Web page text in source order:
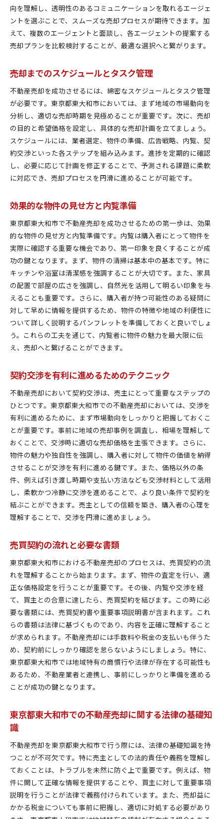
向を理解し、透明性のあるコミュニケーションを取れるエージェ
ントを選ぶことで、スムーズな売却プロセスが期待できます。加
えて、複数のエージェントと面談し、各エージェントの提案する
売却プランを比較検討することが、最適な選択へと繋がります。
売却までのスケジュールとタスク管理
不動産売却を成功させるには、綿密なスケジュールとタスク管理
が必要です。東京都東大和市においては、まず地域の市場動向を
分析し、適切な売却時期を見極めることが重要です。次に、売却
の目的と希望価格を設定し、具体的な売却計画を立てましょう。
スケジュールには、業者選定、物件の準備、広告戦略、内覧、契
約交渉といった各ステップを組み込みます。進捗を定期的に確認
し、必要に応じて計画を修正することで、予測される課題に柔軟
に対応でき、売却プロセスを円滑に進めることが可能です。
効果的な物件の見せ方と内覧準備
東京都東大和市で不動産売却を成功させるための第一歩は、効果
的な物件の見せ方と内覧準備です。内覧は購入者にとって物件を
実際に確認する重要な機会であり、第一印象を良くすることが成
功の鍵となります。まず、物件の清掃は基本中の基本です。特に
キッチンや浴室は清潔感を強調することが大切です。また、家具
の配置で部屋の広さを強調し、自然光を活用して明るい印象を与
えることも重要です。さらに、購入者が持つ可能性のある疑問に
対して早めに情報を提供するため、物件の特徴や地域の利便性に
ついて詳しく説明するパンフレットを準備しておくと良いでしょ
う。これらの工夫を通じて、内覧者に物件の魅力を最大限に伝
え、売却へと繋げることができます。
契約交渉を有利に進めるためのテクニック
不動産売却において契約交渉は、売主にとって重要なステップの
ひとつです。東京都東大和市での不動産売却においては、交渉を
有利に進めるために、まず市場動向をしっかりと把握しておくこ
とが重要です。事前に地域の売却事例を調査し、相場を理解して
おくことで、交渉時に適切な売却価格を主張できます。さらに、
物件の魅力や独自性を強調し、購入者に対して物件の価値を納得
させることが交渉を有利に進める鍵です。また、価格以外の条
件、例えば引き渡し時期や支払い方法なども交渉材料として活用
し、柔軟かつ冷静に交渉を進めることで、より良い条件で契約を
結ぶことができます。売主としての信頼を築き、購入者の心理を
理解することで、交渉を円滑に進めましょう。
売買契約の流れと必要な書類
東京都東大和市における不動産売却のプロセスは、売買契約の流
れを理解することから始まります。まず、物件の査定を行い、適
正な価格設定を行うことが重要です。その後、内覧や交渉を経
て、買主との合意に達したら、売買契約を結びます。この時に必
要な書類には、売買契約書や重要事項説明書が含まれます。これ
らの書類は法律に基づくものであり、内容を正確に理解すること
が求められます。不動産売却には手数料や税金の支払いも伴うた
め、契約前にしっかり確認を怠らないようにしましょう。特に、
東京都東大和市では地域特有の商慣行や法律が存在する可能性も
あるため、不動産業者と連携し、事前にしっかりと準備を進める
ことが成功の鍵となります。
東京都東大和市での不動産売却に関する法律の基礎知
識
不動産売却を東京都東大和市で行う際には、法律の基礎知識を持
つことが不可欠です。特に売主としての法的責任や義務を理解し
ておくことは、トラブルを未然に防ぐ上で重要です。例えば、物
件に関して正確な情報を提供することや、買主に対して重要事項
説明を行うことが法律で義務付けられています。また、売却益に
かかる税金についても事前に把握し、適切に対処する必要があり